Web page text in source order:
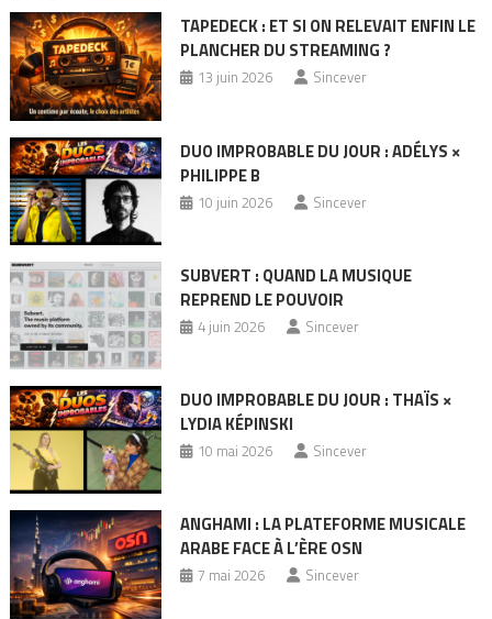
TAPEDECK : ET SI ON RELEVAIT ENFIN LE
PLANCHER DU STREAMING ?
13 juin 2026 Sincever
DUO IMPROBABLE DU JOUR : ADÉLYS ×
PHILIPPE B
10 juin 2026 Sincever
SUBVERT : QUAND LA MUSIQUE
REPREND LE POUVOIR
4 juin 2026 Sincever
DUO IMPROBABLE DU JOUR : THAÏS ×
LYDIA KÉPINSKI
10 mai 2026 Sincever
ANGHAMI : LA PLATEFORME MUSICALE
ARABE FACE À L’ÈRE OSN
7 mai 2026 Sincever